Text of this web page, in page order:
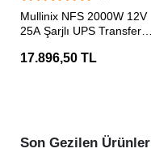
Mullinix NFS 2000W 12V
25A Şarjlı UPS Transfer
17.896,50 TL
Son Gezilen Ürünler